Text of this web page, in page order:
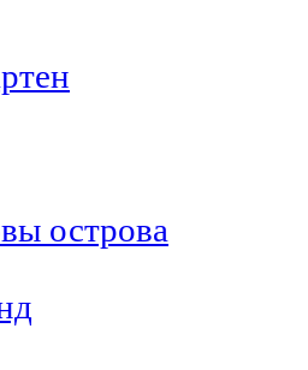
острова